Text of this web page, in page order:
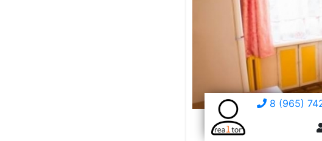
8 (965)